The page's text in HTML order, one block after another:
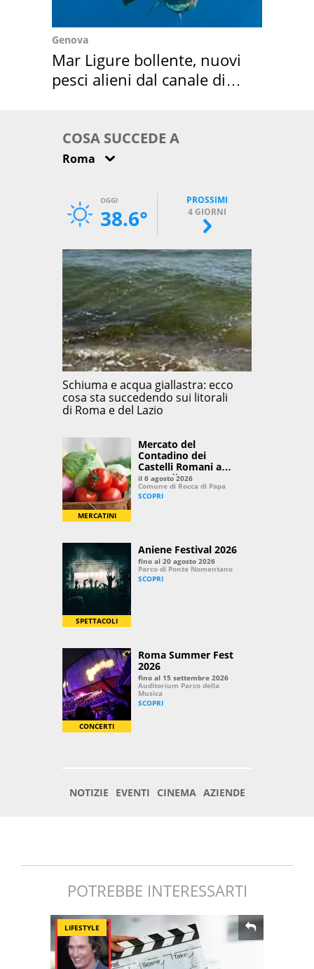
Genova
Mar Ligure bollente, nuovi
pesci alieni dal canale di
POTREBBE INTERESSARTI
LIFESTYLE